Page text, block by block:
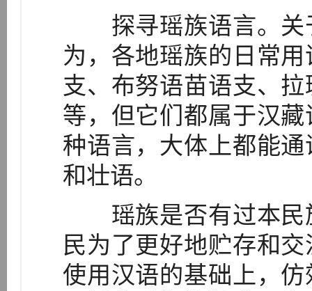
探寻瑶族语言。关
为，各地瑶族的日常
支、布努语苗语支、
等，但它们都属于汉
种语言，大体上都能
和壮语。
瑶族是否有过本民
民为了更好地贮存和
使用汉语的基础上，